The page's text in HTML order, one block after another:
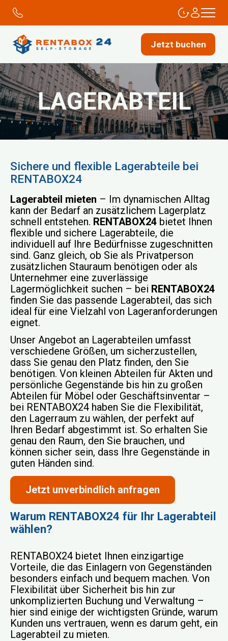
Jetzt buchen
LAGERABTEIL
Sichere und flexible Lagerabteile bei
RENTABOX24
Lagerabteil mieten – Im dynamischen Alltag
kann der Bedarf an zusätzlichem Lagerplatz
schnell entstehen. RENTABOX24bietet Ihnen
flexible und sichere Lagerabteile, die
individuell auf Ihre Bedürfnisse zugeschnitten
sind. Ganz gleich, ob Sie als Privatperson
zusätzlichen Stauraum benötigen oder als
Unternehmer eine zuverlässige
Lagermöglichkeit suchen – bei RENTABOX24
finden Sie das passende Lagerabteil, das sich
ideal für eine Vielzahl von Lageranforderungen
eignet.
Unser Angebot an Lagerabteilen umfasst
verschiedene Größen, um sicherzustellen,
dass Sie genau den Platz finden, den Sie
benötigen. Von kleinen Abteilen für Akten und
persönliche Gegenstände bis hin zu großen
Abteilen für Möbel oder Geschäftsinventar –
bei RENTABOX24 haben Sie die Flexibilität,
den Lagerraum zu wählen, der perfekt auf
Ihren Bedarf abgestimmt ist. So erhalten Sie
genau den Raum, den Sie brauchen, und
können sicher sein, dass Ihre Gegenstände in
guten Händen sind.
Jetzt unverbindlich anfragen
Warum RENTABOX24 für Ihr Lagerabteil
wählen?
RENTABOX24 bietet Ihnen einzigartige
Vorteile, die das Einlagern von Gegenständen
besonders einfach und bequem machen. Von
Flexibilität über Sicherheit bis hin zur
unkomplizierten Buchung und Verwaltung –
hier sind einige der wichtigsten Gründe, warum
Kunden uns vertrauen, wenn es darum geht, ein
Lagerabteil zu mieten.